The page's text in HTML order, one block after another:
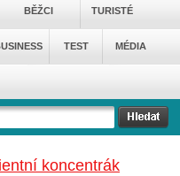
BĚŽCI TURISTÉ
TEST MÉDIA
koncentrák